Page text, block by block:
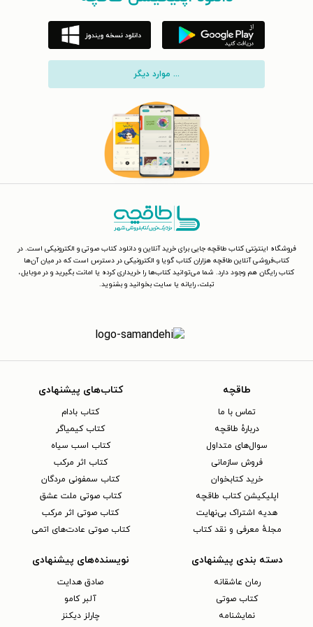
... موارد دیگر
فروشگاه اینترنتی کتاب طاقچه جایی برای خرید آنلاین و دانلود کتاب صوتی و الکترونیکی است. در
کتاب‌فروشی آنلاین طاقچه هزاران کتاب گویا و الکترونیکی در دسترس است که در میان آن‌ها
کتاب رایگان هم وجود دارد. شما می‌توانید کتاب‌ها را خریداری کرده یا امانت بگیرید و در موبایل،
تبلت، رایانه یا سایت بخوانید و بشنوید.
طاقچه
تماس با ما
دربارهٔ طاقچه
سوال‌های متداول
فروش سازمانی
خرید کتابخوان
اپلیکیشن کتاب طاقچه
هدیه اشتراک بی‌نهایت
مجلهٔ معرفی و نقد کتاب
کتاب‌های پیشنهادی
کتاب بادام
کتاب کیمیاگر
کتاب اسب سیاه
کتاب اثر مرکب
کتاب سمفونی مردگان
کتاب صوتی ملت عشق
کتاب صوتی اثر مرکب
کتاب صوتی عادت‌های اتمی
دسته بندی پیشنهادی
رمان عاشقانه
کتاب‌ صوتی
نمایشنامه
نویسنده‌های پیشنهادی
صادق هدایت
آلبر کامو
چارلز دیکنز